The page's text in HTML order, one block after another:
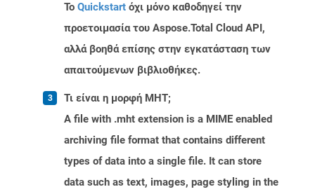
Το Quickstart όχι μόνο καθοδηγεί την
προετοιμασία του Aspose.Total Cloud API,
αλλά βοηθά επίσης στην εγκατάσταση των
απαιτούμενων βιβλιοθήκες.
Τι είναι η μορφή MHT;
A file with .mht extension is a MIME enabled
archiving file format that contains different
types of data into a single file. It can store
data such as text, images, page styling in the